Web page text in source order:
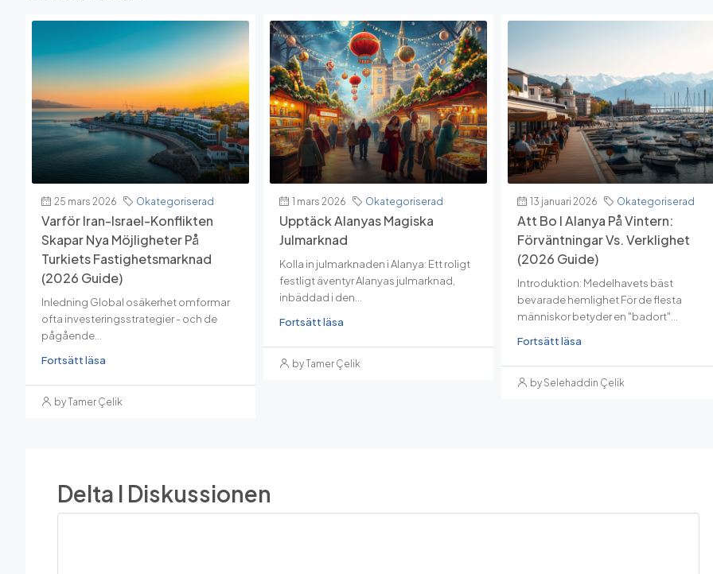
25 mars 2026 Okategoriserad
Varför Iran-Israel-Konflikten
Skapar Nya Möjligheter På
Turkiets Fastighetsmarknad
(2026 Guide)
Inledning Global osäkerhet omformar
ofta investeringsstrategier - och de
pågående...
Fortsätt läsa
by Tamer Çelik
1 mars 2026 Okategoriserad
Upptäck Alanyas Magiska
Julmarknad
Kolla in julmarknaden i Alanya: Ett roligt
festligt äventyr Alanyas julmarknad,
inbäddad i den...
Fortsätt läsa
by Tamer Çelik
13 januari 2026 Okategoriserad
Att Bo I Alanya På Vintern:
Förväntningar Vs. Verklighet
(2026 Guide)
Introduktion: Medelhavets bäst
bevarade hemlighet För de flesta
människor betyder en "badort"...
Fortsätt läsa
by Selehaddin Çelik
Delta I Diskussionen